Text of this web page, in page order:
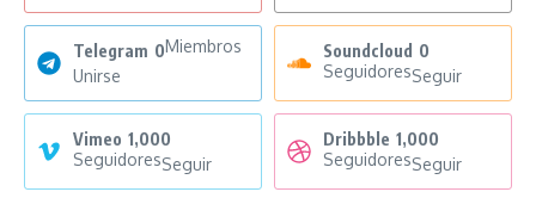
Telegram 0Miembros
Unirse
Soundcloud 0
SeguidoresSeguir
Vimeo 1,000
SeguidoresSeguir
Dribbble 1,000
SeguidoresSeguir